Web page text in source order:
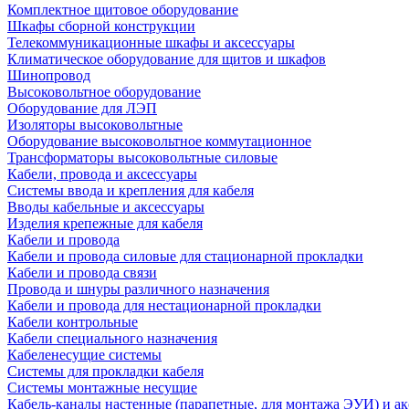
Комплектное щитовое оборудование
Шкафы сборной конструкции
Телекоммуникационные шкафы и аксессуары
Климатическое оборудование для щитов и шкафов
Шинопровод
Высоковольтное оборудование
Оборудование для ЛЭП
Изоляторы высоковольтные
Оборудование высоковольтное коммутационное
Трансформаторы высоковольтные силовые
Кабели, провода и аксессуары
Системы ввода и крепления для кабеля
Вводы кабельные и аксессуары
Изделия крепежные для кабеля
Кабели и провода
Кабели и провода силовые для стационарной прокладки
Кабели и провода связи
Провода и шнуры различного назначения
Кабели и провода для нестационарной прокладки
Кабели контрольные
Кабели специального назначения
Кабеленесущие системы
Системы для прокладки кабеля
Системы монтажные несущие
Кабель-каналы настенные (парапетные, для монтажа ЭУИ) и